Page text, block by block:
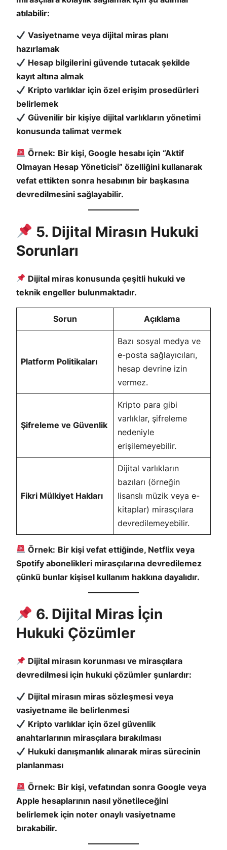
atılabilir:
Vasiyetname veya dijital miras planı
hazırlamak
Hesap bilgilerini güvende tutacak şekilde
kayıt altına almak
Kripto varlıklar için özel erişim prosedürleri
belirlemek
Güvenilir bir kişiye dijital varlıkların yönetimi
konusunda talimat vermek
Örnek: Bir kişi, Google hesabı için “Aktif
Olmayan Hesap Yöneticisi” özelliğini kullanarak
vefat ettikten sonra hesabının bir başkasına
devredilmesini sağlayabilir.
5. Dijital Mirasın Hukuki
Sorunları
Dijital miras konusunda çeşitli hukuki ve
teknik engeller bulunmaktadır.
Sorun Açıklama
Platform Politikaları
Bazı sosyal medya ve
e-posta sağlayıcıları,
hesap devrine izin
vermez.
Şifreleme ve Güvenlik
Kripto para gibi
varlıklar, şifreleme
nedeniyle
erişilemeyebilir.
Fikri Mülkiyet Hakları
Dijital varlıkların
bazıları (örneğin
lisanslı müzik veya e-
kitaplar) mirasçılara
devredilemeyebilir.
Örnek: Bir kişi vefat ettiğinde, Netflix veya
Spotify abonelikleri mirasçılarına devredilemez
çünkü bunlar kişisel kullanım hakkına dayalıdır.
6. Dijital Miras İçin
Hukuki Çözümler
Dijital mirasın korunması ve mirasçılara
devredilmesi için hukuki çözümler şunlardır:
Dijital mirasın miras sözleşmesi veya
vasiyetname ile belirlenmesi
Kripto varlıklar için özel güvenlik
anahtarlarının mirasçılara bırakılması
Hukuki danışmanlık alınarak miras sürecinin
planlanması
Örnek: Bir kişi, vefatından sonra Google veya
Apple hesaplarının nasıl yönetileceğini
belirlemek için noter onaylı vasiyetname
bırakabilir.